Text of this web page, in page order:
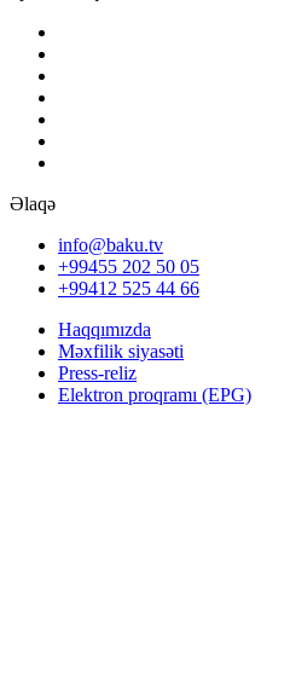
Əlaqə
info@baku.tv
+99455 202 50 05
+99412 525 44 66
Haqqımızda
Məxfilik siyasəti
Press-reliz
Elektron proqramı (EPG)